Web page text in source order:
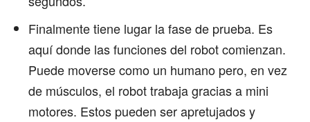
Finalmente tiene lugar la fase de prueba. Es
aquí donde las funciones del robot comienzan.
Puede moverse como un humano pero, en vez
de músculos, el robot trabaja gracias a mini
motores. Estos pueden ser apretujados y